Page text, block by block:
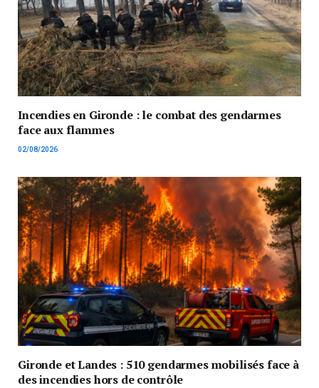
Incendies en Gironde : le combat des gendarmes
face aux flammes
02/08/2026
Gironde et Landes : 510 gendarmes mobilisés face à
des incendies hors de contrôle